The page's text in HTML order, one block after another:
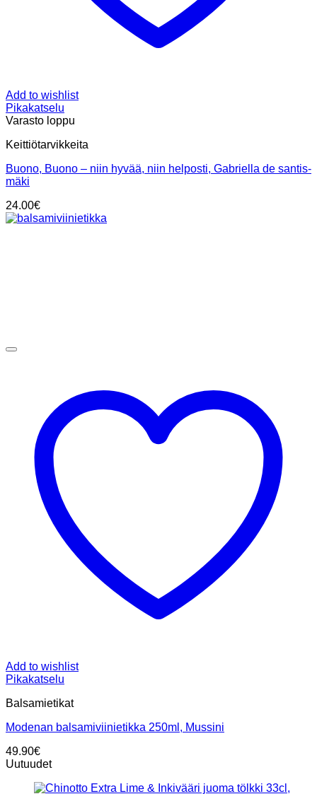
Add to wishlist
Pikakatselu
Varasto loppu
Keittiötarvikkeita
Buono, Buono – niin hyvää, niin helposti, Gabriella de santis-
mäki
24.00€
Add to wishlist
Pikakatselu
Balsamietikat
Modenan balsamiviinietikka 250ml, Mussini
49.90€
Uutuudet